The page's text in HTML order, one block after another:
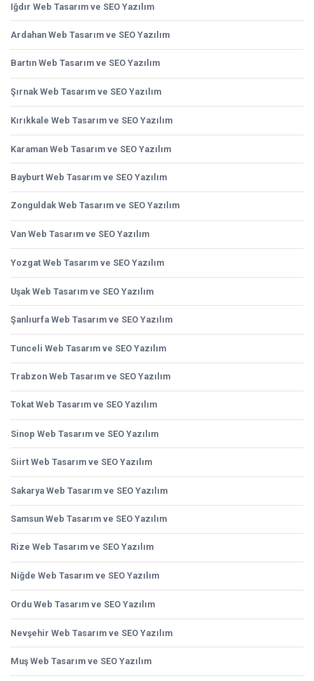
Iğdır Web Tasarım ve SEO Yazılım
Ardahan Web Tasarım ve SEO Yazılım
Bartın Web Tasarım ve SEO Yazılım
Şırnak Web Tasarım ve SEO Yazılım
Kırıkkale Web Tasarım ve SEO Yazılım
Karaman Web Tasarım ve SEO Yazılım
Bayburt Web Tasarım ve SEO Yazılım
Zonguldak Web Tasarım ve SEO Yazılım
Van Web Tasarım ve SEO Yazılım
Yozgat Web Tasarım ve SEO Yazılım
Uşak Web Tasarım ve SEO Yazılım
Şanlıurfa Web Tasarım ve SEO Yazılım
Tunceli Web Tasarım ve SEO Yazılım
Trabzon Web Tasarım ve SEO Yazılım
Tokat Web Tasarım ve SEO Yazılım
Sinop Web Tasarım ve SEO Yazılım
Siirt Web Tasarım ve SEO Yazılım
Sakarya Web Tasarım ve SEO Yazılım
Samsun Web Tasarım ve SEO Yazılım
Rize Web Tasarım ve SEO Yazılım
Niğde Web Tasarım ve SEO Yazılım
Ordu Web Tasarım ve SEO Yazılım
Nevşehir Web Tasarım ve SEO Yazılım
Muş Web Tasarım ve SEO Yazılım